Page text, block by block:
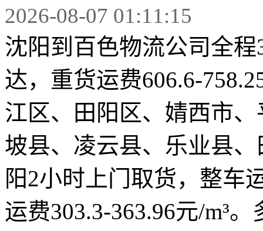
2026-08-07 01:11:15
沈阳到百色物流公司全
达，重货运费606.6-
江区、田阳区、婧西市
坡县、凌云县、乐业县
阳2小时上门取货，整车
运费303.3-363.96元/m³